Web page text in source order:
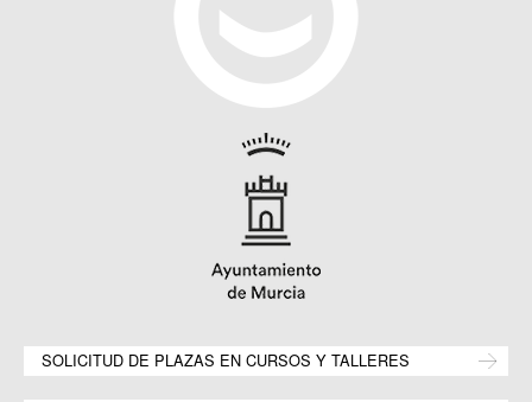
SOLICITUD DE PLAZAS EN CURSOS Y TALLERES